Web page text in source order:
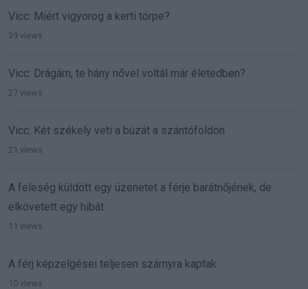
Vicc: Miért vigyorog a kerti törpe?
39 views
Vicc: Drágám, te hány nővel voltál már életedben?
27 views
Vicc: Két székely veti a búzát a szántóföldön
21 views
A feleség küldött egy üzenetet a férje barátnőjének, de
elkövetett egy hibát
11 views
A férj képzelgései teljesen szárnyra kaptak
10 views